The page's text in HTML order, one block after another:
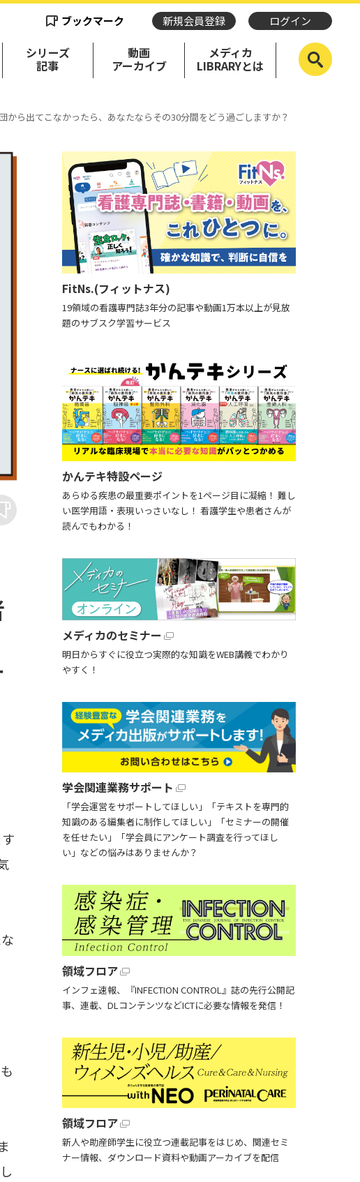
ブックマーク 新規会員登録 ログイン
シリーズ
記事
動画
アーカイブ
メディカ
LIBRARYとは
ら出てこなかったら、あなたならその30分間をどう過ごしますか？
FitNs.(フィットナス)
19領域の看護専門誌3年分の記事や動画1万本以上が見放
題のサブスク学習サービス
かんテキ特設ページ
あらゆる疾患の最重要ポイントを1ページ目に凝縮！ 難し
い医学用語・表現いっさいなし！ 看護学生や患者さんが
読んでもわかる！
メディカのセミナー
明日からすぐに役立つ実際的な知識をWEB講義でわかり
やすく！
学会関連業務サポート
「学会運営をサポートしてほしい」「テキストを専門的
知識のある編集者に制作してほしい」「セミナーの開催
を任せたい」「学会員にアンケート調査を行ってほし
い」などの悩みはありませんか？
領域フロア
インフェ速報、『INFECTION CONTROL』誌の先行公開記
事、連載、DLコンテンツなどICTに必要な情報を発信！
領域フロア
新人や助産師学生に役立つ連載記事をはじめ、関連セミ
ナー情報、ダウンロード資料や動画アーカイブを配信